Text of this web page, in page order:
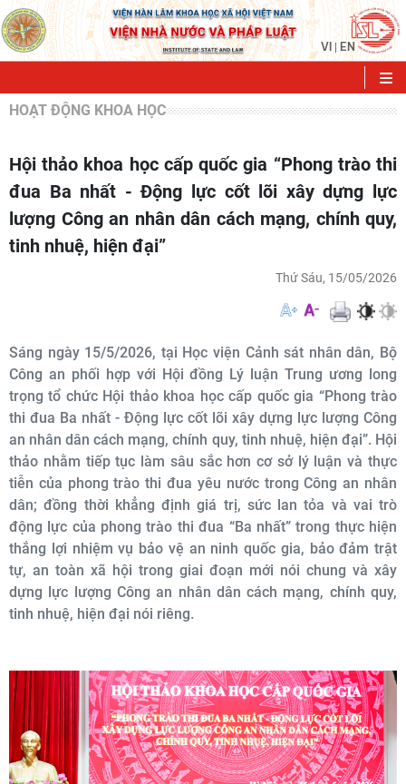
VI | EN
HOẠT ĐỘNG KHOA HỌC
Hội thảo khoa học cấp quốc gia “Phong trào thi
đua Ba nhất - Động lực cốt lõi xây dựng lực
lượng Công an nhân dân cách mạng, chính quy,
tinh nhuệ, hiện đại”
Thứ Sáu, 15/05/2026
Sáng ngày 15/5/2026, tại Học viện Cảnh sát nhân dân, Bộ
Công an phối hợp với Hội đồng Lý luận Trung ương long
trọng tổ chức Hội thảo khoa học cấp quốc gia “Phong trào
thi đua Ba nhất - Động lực cốt lõi xây dựng lực lượng Công
an nhân dân cách mạng, chính quy, tinh nhuệ, hiện đại”. Hội
thảo nhằm tiếp tục làm sâu sắc hơn cơ sở lý luận và thực
tiễn của phong trào thi đua yêu nước trong Công an nhân
dân; đồng thời khẳng định giá trị, sức lan tỏa và vai trò
động lực của phong trào thi đua “Ba nhất” trong thực hiện
thắng lợi nhiệm vụ bảo vệ an ninh quốc gia, bảo đảm trật
tự, an toàn xã hội trong giai đoạn mới nói chung và xây
dựng lực lượng Công an nhân dân cách mạng, chính quy,
tinh nhuệ, hiện đại nói riêng.